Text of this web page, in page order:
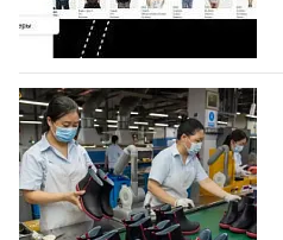
профессиональной обувной
объединяющей разработку,
07.08.2026 555
На платформе Lamoda
условия продвижения
дизайнерских марок
Российский маркетплейс